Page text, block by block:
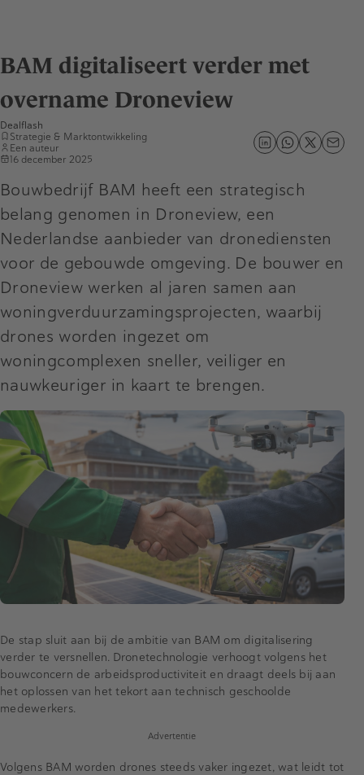
BAM digitaliseert verder met
overname Droneview
Dealflash
Strategie & Marktontwikkeling
Een auteur
16 december 2025
Bouwbedrijf BAM heeft een strategisch
belang genomen in Droneview, een
Nederlandse aanbieder van dronediensten
voor de gebouwde omgeving. De bouwer en
Droneview werken al jaren samen aan
woningverduurzamingsprojecten, waarbij
drones worden ingezet om
woningcomplexen sneller, veiliger en
nauwkeuriger in kaart te brengen.
De stap sluit aan bij de ambitie van BAM om digitalisering
verder te versnellen. Dronetechnologie verhoogt volgens het
bouwconcern de arbeidsproductiviteit en draagt deels bij aan
het oplossen van het tekort aan technisch geschoolde
medewerkers.
Advertentie
Volgens BAM worden drones steeds vaker ingezet, wat leidt tot